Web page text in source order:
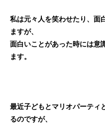
私は元々人を笑わせたり、面
ますが、
面白いことがあった時には意
ます。
最近子どもとマリオパーティ
るのですが、